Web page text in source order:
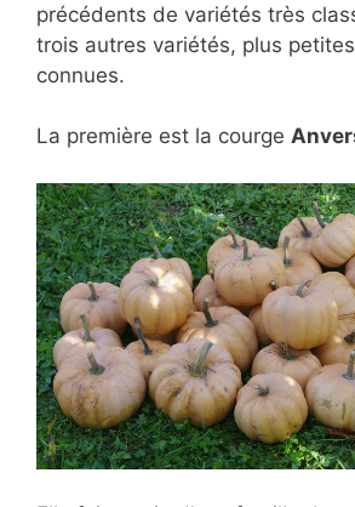
précédents de variétés très
trois autres variétés, plus
connues.
La première est la courge